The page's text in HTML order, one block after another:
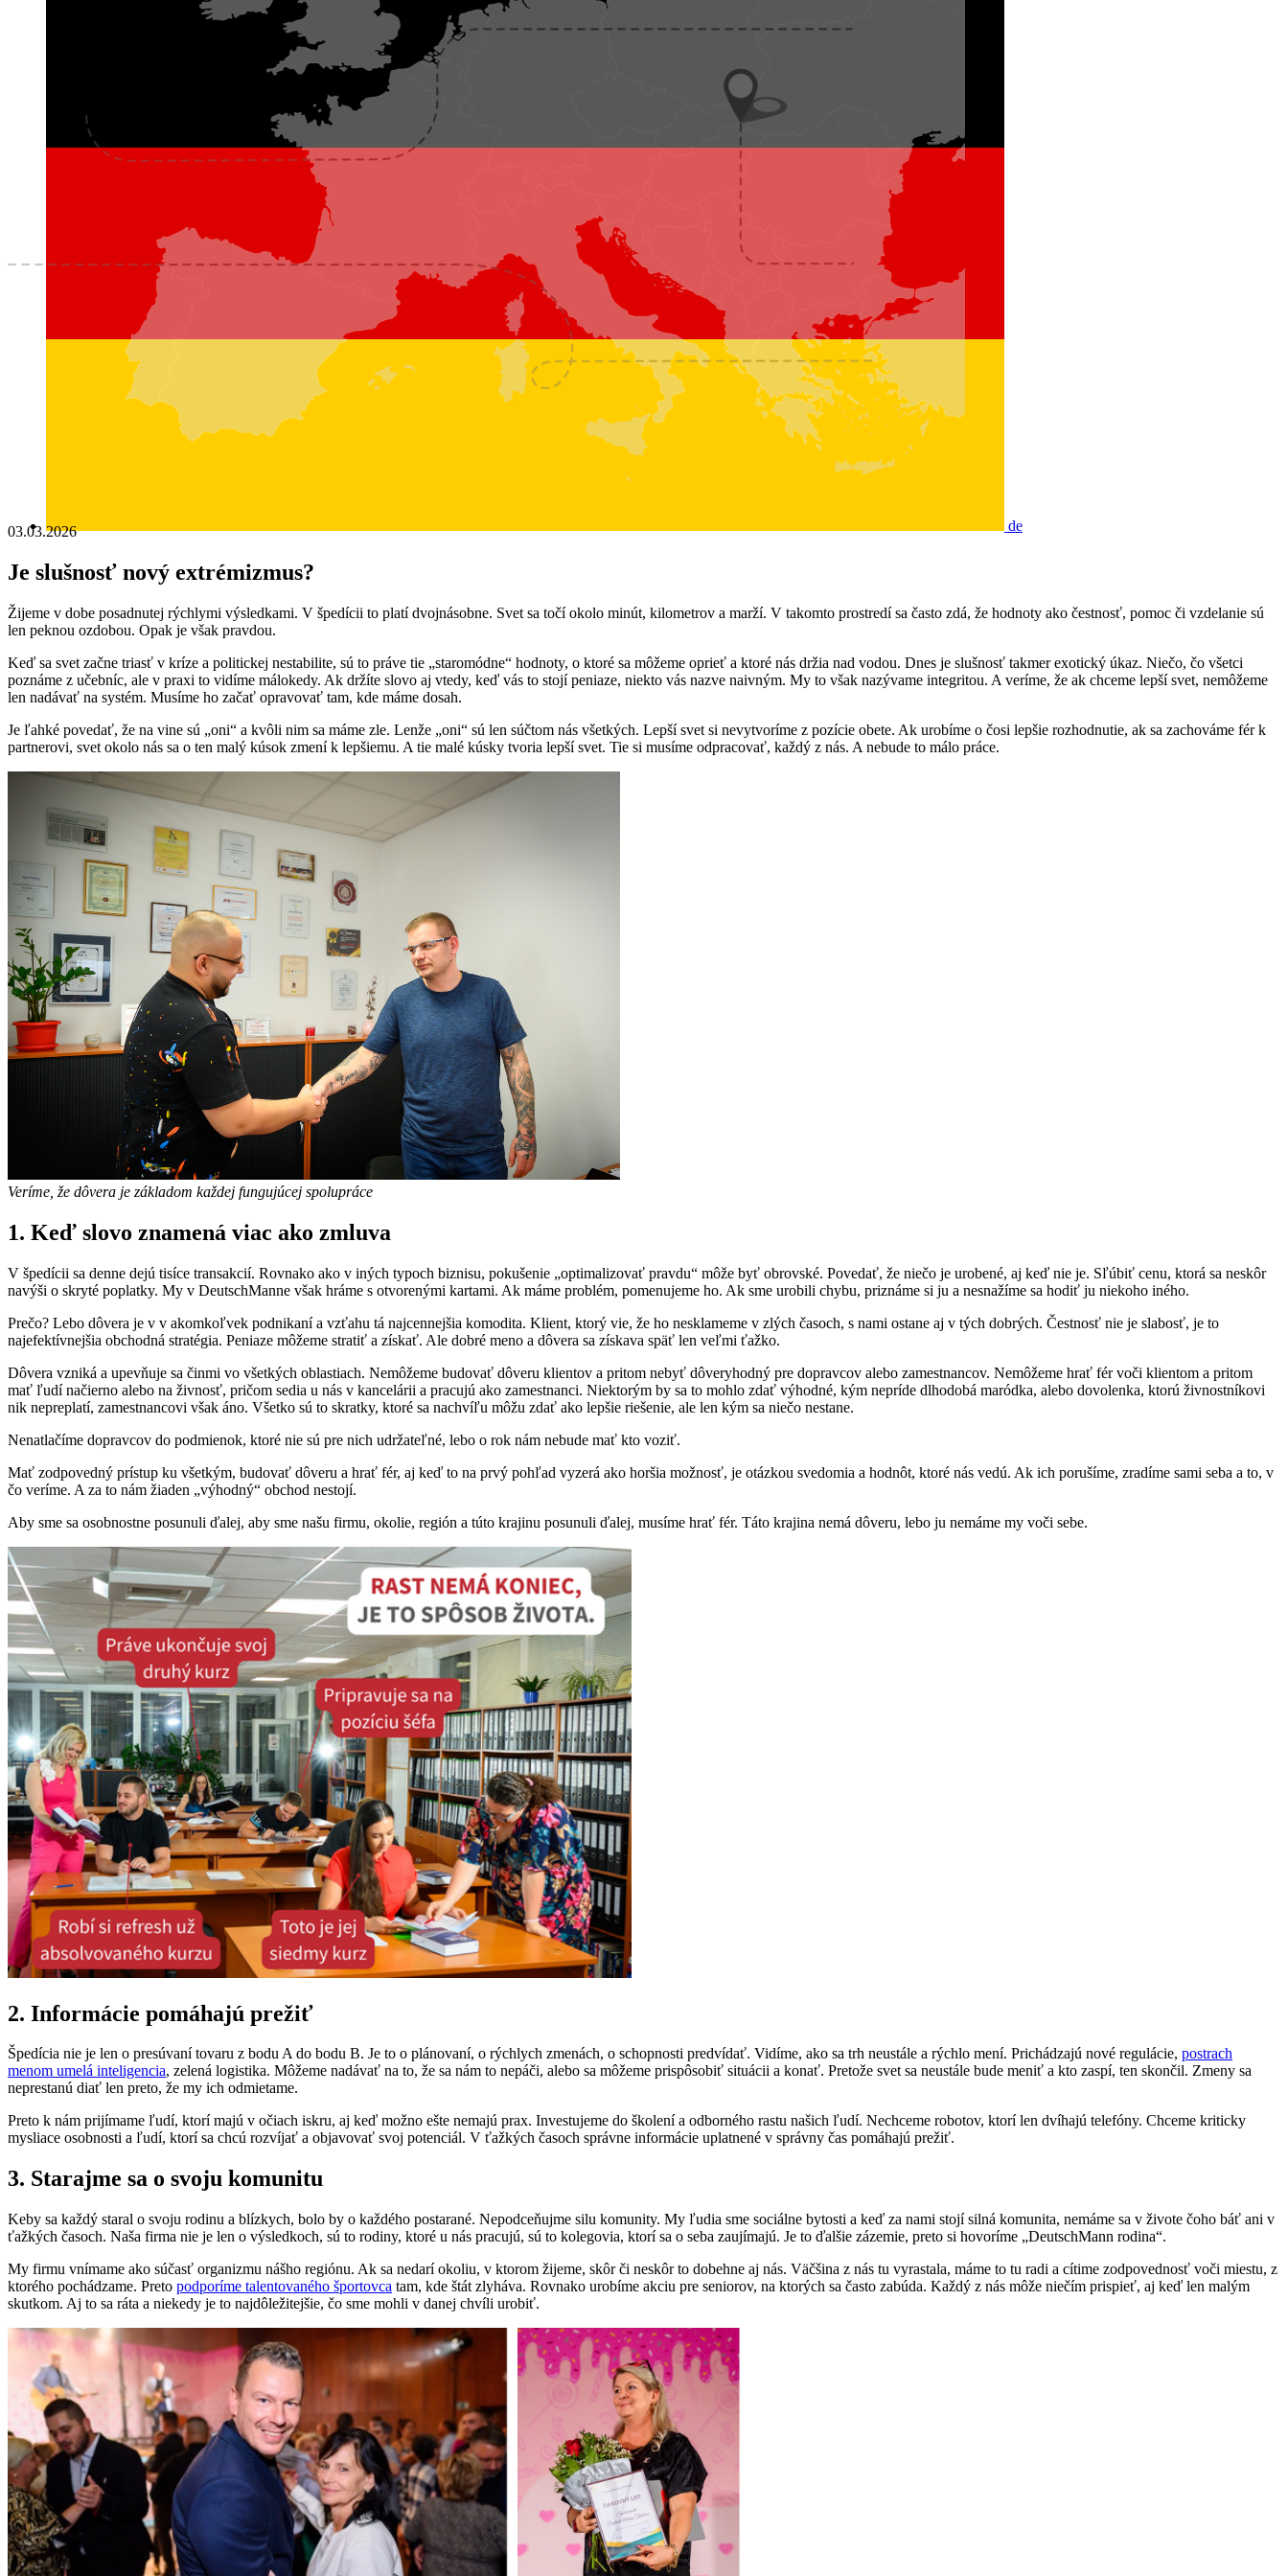
de
03.03.2026
Je slušnosť nový extrémizmus?
Žijeme v dobe posadnutej rýchlymi výsledkami. V špedícii to platí dvojnásobne. Svet sa točí okolo minút, kilometrov a marží. V takomto prostredí sa často zdá, že hodnoty ako čestnosť, pomoc či vzdelanie sú
len peknou ozdobou. Opak je však pravdou.
Keď sa svet začne triasť v kríze a politickej nestabilite, sú to práve tie „staromódne“ hodnoty, o ktoré sa môžeme oprieť a ktoré nás držia nad vodou. Dnes je slušnosť takmer exotický úkaz. Niečo, čo všetci
poznáme z učebníc, ale v praxi to vidíme málokedy. Ak držíte slovo aj vtedy, keď vás to stojí peniaze, niekto vás nazve naivným. My to však nazývame integritou. A veríme, že ak chceme lepší svet, nemôžeme
len nadávať na systém. Musíme ho začať opravovať tam, kde máme dosah.
Je ľahké povedať, že na vine sú „oni“ a kvôli nim sa máme zle. Lenže „oni“ sú len súčtom nás všetkých. Lepší svet si nevytvoríme z pozície obete. Ak urobíme o čosi lepšie rozhodnutie, ak sa zachováme fér k
partnerovi, svet okolo nás sa o ten malý kúsok zmení k lepšiemu. A tie malé kúsky tvoria lepší svet. Tie si musíme odpracovať, každý z nás. A nebude to málo práce.
Veríme, že dôvera je základom každej fungujúcej spolupráce
1. Keď slovo znamená viac ako zmluva
V špedícii sa denne dejú tisíce transakcií. Rovnako ako v iných typoch biznisu, pokušenie „optimalizovať pravdu“ môže byť obrovské. Povedať, že niečo je urobené, aj keď nie je. Sľúbiť cenu, ktorá sa neskôr
navýši o skryté poplatky. My v DeutschManne však hráme s otvorenými kartami. Ak máme problém, pomenujeme ho. Ak sme urobili chybu, priznáme si ju a nesnažíme sa hodiť ju niekoho iného.
Prečo? Lebo dôvera je v v akomkoľvek podnikaní a vzťahu tá najcennejšia komodita. Klient, ktorý vie, že ho nesklameme v zlých časoch, s nami ostane aj v tých dobrých. Čestnosť nie je slabosť, je to
najefektívnejšia obchodná stratégia. Peniaze môžeme stratiť a získať. Ale dobré meno a dôvera sa získava späť len veľmi ťažko.
Dôvera vzniká a upevňuje sa činmi vo všetkých oblastiach. Nemôžeme budovať dôveru klientov a pritom nebyť dôveryhodný pre dopravcov alebo zamestnancov. Nemôžeme hrať fér voči klientom a pritom
mať ľudí načierno alebo na živnosť, pričom sedia u nás v kancelárii a pracujú ako zamestnanci. Niektorým by sa to mohlo zdať výhodné, kým nepríde dlhodobá maródka, alebo dovolenka, ktorú živnostníkovi
nik nepreplatí, zamestnancovi však áno. Všetko sú to skratky, ktoré sa nachvíľu môžu zdať ako lepšie riešenie, ale len kým sa niečo nestane.
Nenatlačíme dopravcov do podmienok, ktoré nie sú pre nich udržateľné, lebo o rok nám nebude mať kto voziť.
Mať zodpovedný prístup ku všetkým, budovať dôveru a hrať fér, aj keď to na prvý pohľad vyzerá ako horšia možnosť, je otázkou svedomia a hodnôt, ktoré nás vedú. Ak ich porušíme, zradíme sami seba a to, v
čo veríme. A za to nám žiaden „výhodný“ obchod nestojí.
Aby sme sa osobnostne posunuli ďalej, aby sme našu firmu, okolie, región a túto krajinu posunuli ďalej, musíme hrať fér. Táto krajina nemá dôveru, lebo ju nemáme my voči sebe.
2. Informácie pomáhajú prežiť
Špedícia nie je len o presúvaní tovaru z bodu A do bodu B. Je to o plánovaní, o rýchlych zmenách, o schopnosti predvídať. Vidíme, ako sa trh neustále a rýchlo mení. Prichádzajú nové regulácie, postrach
menom umelá inteligencia, zelená logistika. Môžeme nadávať na to, že sa nám to nepáči, alebo sa môžeme prispôsobiť situácii a konať. Pretože svet sa neustále bude meniť a kto zaspí, ten skončil. Zmeny sa
neprestanú diať len preto, že my ich odmietame.
Preto k nám prijímame ľudí, ktorí majú v očiach iskru, aj keď možno ešte nemajú prax. Investujeme do školení a odborného rastu našich ľudí. Nechceme robotov, ktorí len dvíhajú telefóny. Chceme kriticky
mysliace osobnosti a ľudí, ktorí sa chcú rozvíjať a objavovať svoj potenciál. V ťažkých časoch správne informácie uplatnené v správny čas pomáhajú prežiť.
3. Starajme sa o svoju komunitu
Keby sa každý staral o svoju rodinu a blízkych, bolo by o každého postarané. Nepodceňujme silu komunity. My ľudia sme sociálne bytosti a keď za nami stojí silná komunita, nemáme sa v živote čoho báť ani v
ťažkých časoch. Naša firma nie je len o výsledkoch, sú to rodiny, ktoré u nás pracujú, sú to kolegovia, ktorí sa o seba zaujímajú. Je to ďalšie zázemie, preto si hovoríme „DeutschMann rodina“.
My firmu vnímame ako súčasť organizmu nášho regiónu. Ak sa nedarí okoliu, v ktorom žijeme, skôr či neskôr to dobehne aj nás. Väčšina z nás tu vyrastala, máme to tu radi a cítime zodpovednosť voči miestu, z
ktorého pochádzame. Preto podporíme talentovaného športovca tam, kde štát zlyháva. Rovnako urobíme akciu pre seniorov, na ktorých sa často zabúda. Každý z nás môže niečím prispieť, aj keď len malým
skutkom. Aj to sa ráta a niekedy je to najdôležitejšie, čo sme mohli v danej chvíli urobiť.